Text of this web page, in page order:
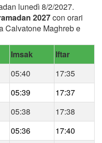
lunedì 8/2/2027.
2027con orari
Calvatone Maghreb e
Imsak
Iftar
05:40
17:35
05:39
17:37
05:38
17:38
05:36
17:40